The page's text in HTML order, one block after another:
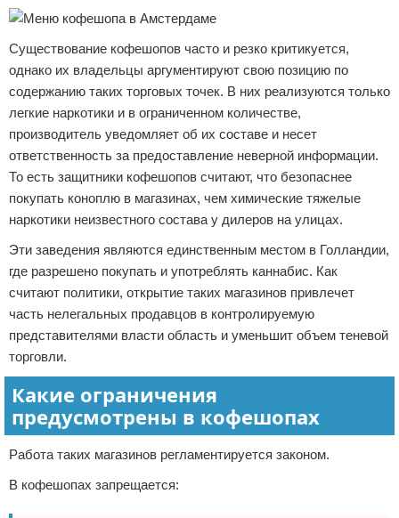
Существование кофешопов часто и резко критикуется,
однако их владельцы аргументируют свою позицию по
содержанию таких торговых точек. В них реализуются только
легкие наркотики и в ограниченном количестве,
производитель уведомляет об их составе и несет
ответственность за предоставление неверной информации.
То есть защитники кофешопов считают, что безопаснее
покупать коноплю в магазинах, чем химические тяжелые
наркотики неизвестного состава у дилеров на улицах.
Эти заведения являются единственным местом в Голландии,
где разрешено покупать и употреблять каннабис. Как
считают политики, открытие таких магазинов привлечет
часть нелегальных продавцов в контролируемую
представителями власти область и уменьшит объем теневой
торговли.
Какие ограничения
предусмотрены в кофешопах
Работа таких магазинов регламентируется законом.
В кофешопах запрещается: